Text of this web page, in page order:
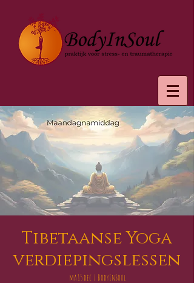
Tibetaanse Yoga
verdiepingslessen
ma 15 dec
  |
BodyInSoul